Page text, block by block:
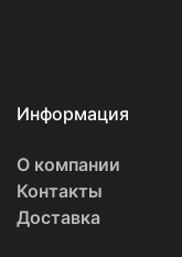
Информация
О компании
Контакты
Доставка